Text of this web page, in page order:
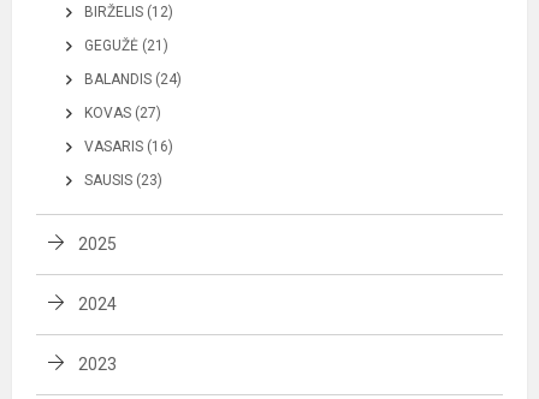
BIRŽELIS (12)
GEGUŽĖ (21)
BALANDIS (24)
KOVAS (27)
VASARIS (16)
SAUSIS (23)
2025
2024
2023